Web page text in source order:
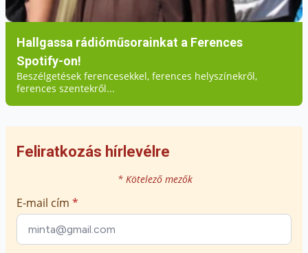
Hallgassa rádióműsorainkat a Ferences
Spotify-on!
Beszélgetések ferencesekkel, ferences helyszínekről,
ferences szentekről...
Feliratkozás hírlevélre
* Kötelező mezők
E-mail cím *